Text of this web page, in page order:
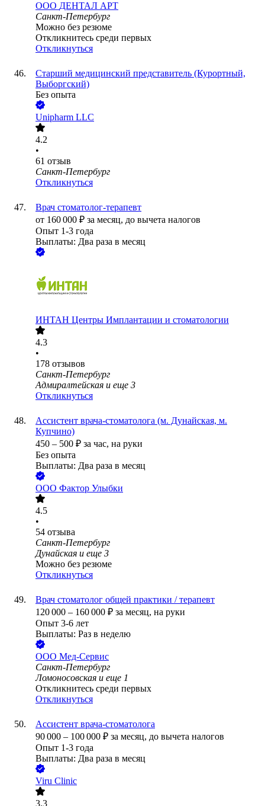
ООО ДЕНТАЛ АРТ
Санкт-Петербург
Можно без резюме
Откликнитесь среди первых
Откликнуться
Старший медицинский представитель (Курортный,
Выборгский)
Без опыта
Unipharm LLC
4.2
•
61 отзыв
Санкт-Петербург
Откликнуться
Врач стоматолог-терапевт
от 160 000 ₽ за месяц, до вычета налогов
Опыт 1-3 года
Выплаты: Два раза в месяц
ИНТАН Центры Имплантации и стоматологии
4.3
•
178 отзывов
Санкт-Петербург
Адмиралтейская и еще 3
Откликнуться
Ассистент врача-стоматолога (м. Дунайская, м.
Купчино)
450 – 500 ₽ за час, на руки
Без опыта
Выплаты: Два раза в месяц
ООО Фактор Улыбки
4.5
•
54 отзыва
Санкт-Петербург
Дунайская и еще 3
Можно без резюме
Откликнуться
Врач стоматолог общей практики / терапевт
120 000 – 160 000 ₽ за месяц, на руки
Опыт 3-6 лет
Выплаты: Раз в неделю
ООО Мед-Сервис
Санкт-Петербург
Ломоносовская и еще 1
Откликнитесь среди первых
Откликнуться
Ассистент врача-стоматолога
90 000 – 100 000 ₽ за месяц, до вычета налогов
Опыт 1-3 года
Выплаты: Два раза в месяц
Viru Clinic
3.3